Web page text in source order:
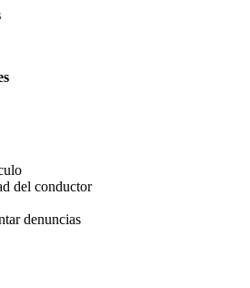
del conductor
denuncias